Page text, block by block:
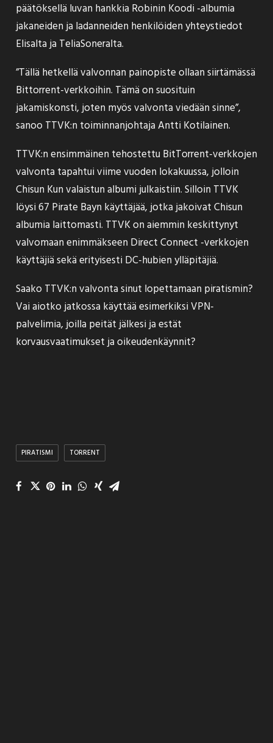
päätöksellä luvan hankkia Robinin Koodi -albumia
jakaneiden ja ladanneiden henkilöiden yhteystiedot
Elisalta ja TeliaSoneralta.
”Tällä hetkellä valvonnan painopiste ollaan siirtämässä
Bittorrent-verkkoihin. Tämä on suosituin
jakamiskonsti, joten myös valvonta viedään sinne”,
sanoo TTVK:n toiminnanjohtaja Antti Kotilainen.
TTVK:n ensimmäinen tehostettu BitTorrent-verkkojen
valvonta tapahtuiviime vuoden lokakuussa, jolloin
Chisun Kun valaistun albumi julkaistiin. Silloin TTVK
löysi 67 Pirate Bayn käyttäjää, jotka jakoivat Chisun
albumia laittomasti. TTVK on aiemmin keskittynyt
valvomaan enimmäkseen Direct Connect -verkkojen
käyttäjiä sekä erityisesti DC-hubien ylläpitäjiä.
Saako TTVK:n valvonta sinut lopettamaan piratismin?
Vai aiotko jatkossa käyttää esimerkiksi VPN-
palvelimia, joilla peität jälkesi ja estät
korvausvaatimukset ja oikeudenkäynnit?
PIRATISMI TORRENT